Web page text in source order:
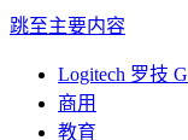
跳至主要内容
Logitech 罗技 G
商用
教育